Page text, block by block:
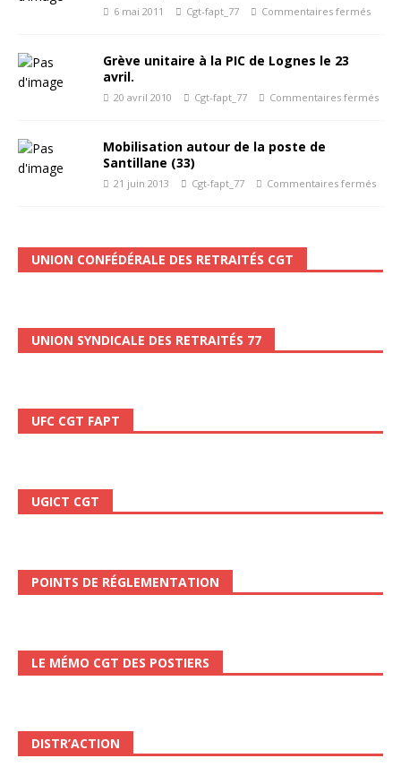
6 mai 2011 Cgt-fapt_77 Commentaires fermés
Grève unitaire à la PIC de Lognes le 23
avril.
20 avril 2010 Cgt-fapt_77 Commentaires fermés
Mobilisation autour de la poste de
Santillane (33)
21 juin 2013 Cgt-fapt_77 Commentaires fermés
UNION CONFÉDÉRALE DES RETRAITÉS CGT
UNION SYNDICALE DES RETRAITÉS 77
UFC CGT FAPT
UGICT CGT
POINTS DE RÉGLEMENTATION
LE MÉMO CGT DES POSTIERS
DISTR’ACTION